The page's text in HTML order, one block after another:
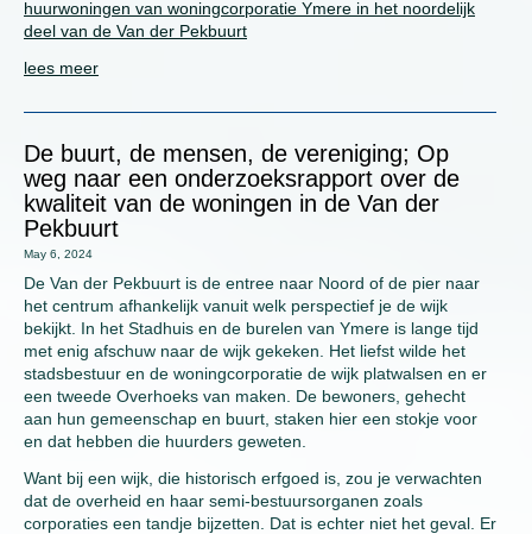
huurwoningen van woningcorporatie Ymere in het noordelijk
deel van de Van der Pekbuurt
lees meer
De buurt, de mensen, de vereniging; Op
weg naar een onderzoeksrapport over de
kwaliteit van de woningen in de Van der
Pekbuurt
May 6, 2024
De Van der Pekbuurt is de entree naar Noord of de pier naar
het centrum afhankelijk vanuit welk perspectief je de wijk
bekijkt. In het Stadhuis en de burelen van Ymere is lange tijd
met enig afschuw naar de wijk gekeken. Het liefst wilde het
stadsbestuur en de woningcorporatie de wijk platwalsen en er
een tweede Overhoeks van maken. De bewoners, gehecht
aan hun gemeenschap en buurt, staken hier een stokje voor
en dat hebben die huurders geweten.
Want bij een wijk, die historisch erfgoed is, zou je verwachten
dat de overheid en haar semi-bestuursorganen zoals
corporaties een tandje bijzetten. Dat is echter niet het geval. Er